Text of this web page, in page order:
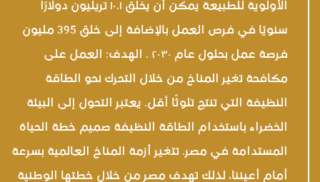
الأولوية للطبيعة يمكن أن يخلق ١٠.١ تريليون دولارًا
سنويًا في فرص العمل بالإضافة إلى خلق 395 مليون
فرصة عمل بحلول عام ٢٠٣٠ . الهدف: العمل على
مكافحة تغير المناخ من خلال التحرك نحو الطاقة
النظيفة التي تنتج تلوثًا أقل. يعتبر التحول إلى البيئة
الخضراء باستخدام الطاقة النظيفة صميم خطة الحياة
المستدامة في مصر. تتغير أزمة المناخ العالمية بسرعة
أمام أعيننا، لذلك تهدف مصر من خلال خطتها الوطنية